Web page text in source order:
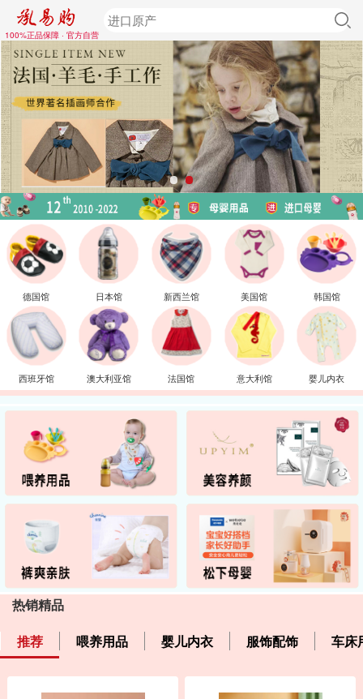
100%正品保障 · 官方自营
德国馆 日本馆 新西兰馆 美国馆 韩国馆
西班牙馆 澳大利亚馆 法国馆 意大利馆 婴儿内衣
热销精品
推荐
喂养用品 婴儿内衣 服饰配饰 车床